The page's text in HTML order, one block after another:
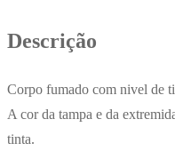
Large
Descrição
Corpo fumado com nivel de
A cor da tampa e da
tinta.